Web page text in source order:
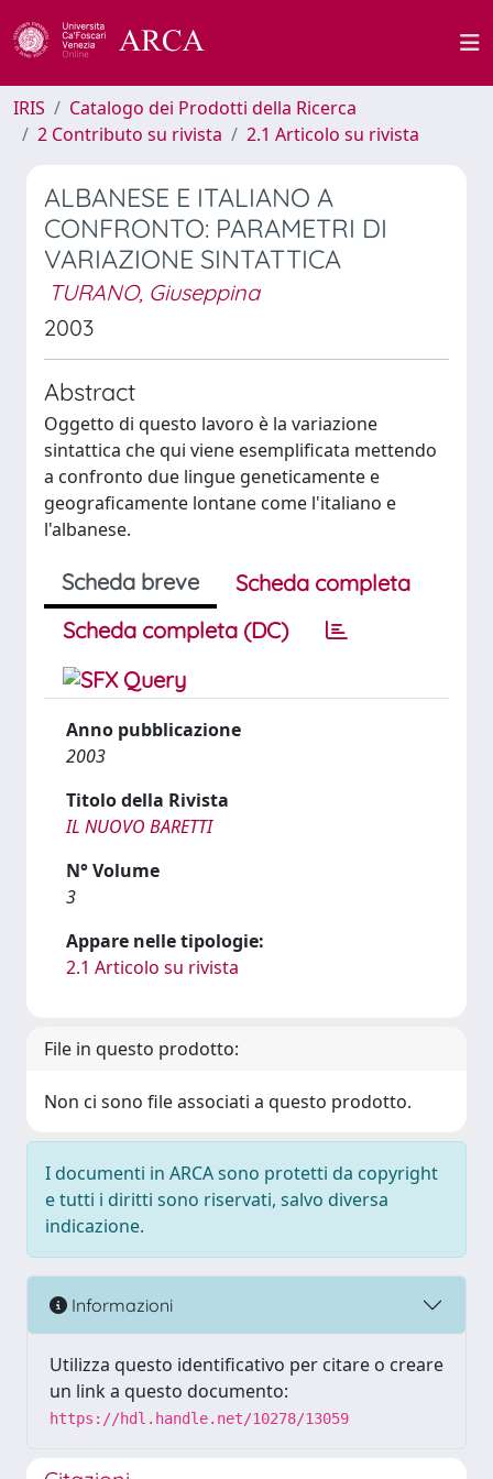
IRIS
Catalogo dei Prodotti della Ricerca
2 Contributo su rivista
2.1 Articolo su rivista
ALBANESE E ITALIANO A
CONFRONTO: PARAMETRI DI
VARIAZIONE SINTATTICA
TURANO, Giuseppina
2003
Abstract
Oggetto di questo lavoro è la variazione
sintattica che qui viene esemplificata mettendo
a confronto due lingue geneticamente e
geograficamente lontane come l'italiano e
l'albanese.
Scheda breve
Scheda completa
Scheda completa (DC)
Anno pubblicazione
2003
Titolo della Rivista
IL NUOVO BARETTI
N° Volume
3
Appare nelle tipologie:
2.1 Articolo su rivista
File in questo prodotto:
Non ci sono file associati a questo prodotto.
I documenti in ARCA sono protetti da copyright
e tutti i diritti sono riservati, salvo diversa
indicazione.
Informazioni
Utilizza questo identificativo per citare o creare
un link a questo documento:
https://hdl.handle.net/10278/13059